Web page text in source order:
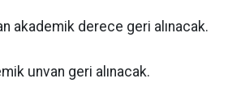
akademik derece geri alınacak.
unvan geri alınacak.